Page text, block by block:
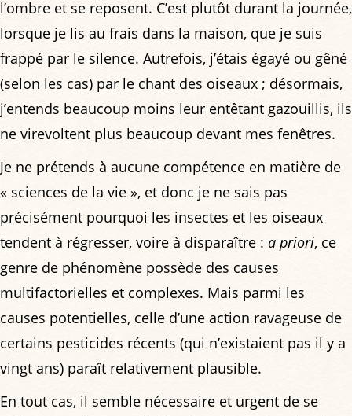
l’ombre et se reposent. C’est plutôt durant la journée,
lorsque je lis au frais dans la maison, que je suis
frappé par le silence. Autrefois, j’étais égayé ou gêné
(selon les cas) par le chant des oiseaux ; désormais,
j’entends beaucoup moins leur entêtant gazouillis, ils
ne virevoltent plus beaucoup devant mes fenêtres.
Je ne prétends à aucune compétence en matière de
« sciences de la vie », et donc je ne sais pas
précisément pourquoi les insectes et les oiseaux
tendent à régresser, voire à disparaître : a priori, ce
genre de phénomène possède des causes
multifactorielles et complexes. Mais parmi les
causes potentielles, celle d’une action ravageuse de
certains pesticides récents (qui n’existaient pas il y a
vingt ans) paraît relativement plausible.
En tout cas, il semble nécessaire et urgent de se